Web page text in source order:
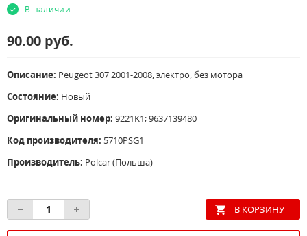
В наличии
90.00 руб.
Описание: Peugeot 307 2001-2008, электро, без мотора
Состояние: Новый
Оригинальный номер: 9221K1; 9637139480
Код производителя: 5710PSG1
Производитель: Polcar (Польша)